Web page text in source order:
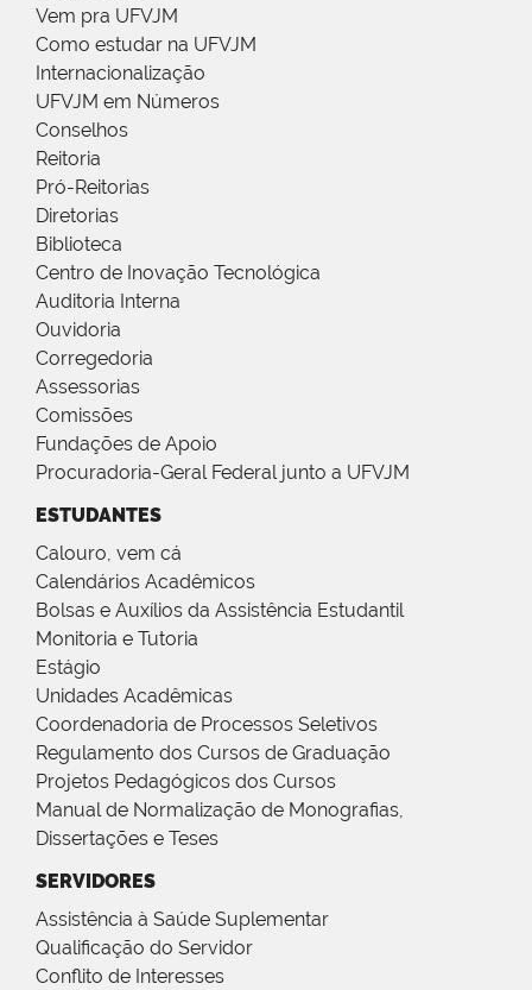
Vem pra UFVJM
Como estudar na UFVJM
Internacionalização
UFVJM em Números
Conselhos
Reitoria
Pró-Reitorias
Diretorias
Biblioteca
Centro de Inovação Tecnológica
Auditoria Interna
Ouvidoria
Corregedoria
Assessorias
Comissões
Fundações de Apoio
Procuradoria-Geral Federal junto a UFVJM
ESTUDANTES
Calouro, vem cá
Calendários Acadêmicos
Bolsas e Auxílios da Assistência Estudantil
Monitoria e Tutoria
Estágio
Unidades Acadêmicas
Coordenadoria de Processos Seletivos
Regulamento dos Cursos de Graduação
Projetos Pedagógicos dos Cursos
Manual de Normalização de Monografias,
Dissertações e Teses
SERVIDORES
Assistência à Saúde Suplementar
Qualificação do Servidor
Conflito de Interesses